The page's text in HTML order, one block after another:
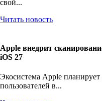
свой...
Читать новость
Apple внедрит
iOS 27
Экосистема Apple планирует
пользователей в...